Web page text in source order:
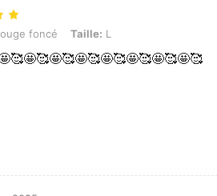
foncé, Taille: L
foncé Taille: L